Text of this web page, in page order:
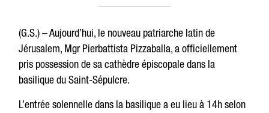
(G.S.) – Aujourd’hui, le nouveau patriarche latin de
Jérusalem, Mgr Pierbattista Pizzaballa, a officiellement
pris possession de sa cathèdre épiscopale dans la
basilique du Saint-Sépulcre.
L’entrée solennelle dans la basilique a eu lieu à 14h selon